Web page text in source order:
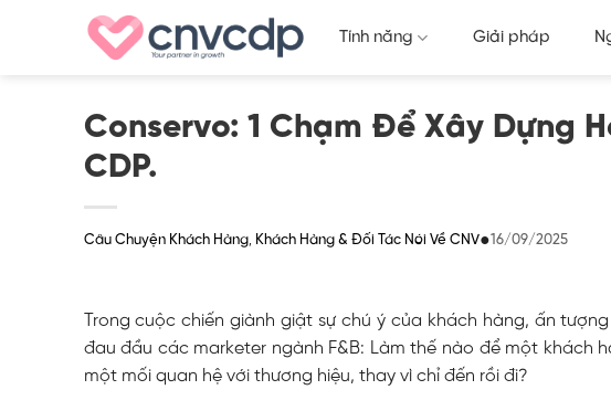
Tính năng Giải pháp
Conservo: 1 Chạm Để Xây Dựng
CDP.
Câu Chuyện Khách Hàng, Khách Hàng & Đối Tác Nói Về CNV●16/09/2025
Trong cuộc chiến giành giật sự chú ý của khách hàng, ấn
đau đầu các marketer ngành F&B: Làm thế nào để một khách
một mối quan hệ với thương hiệu, thay vì chỉ đến rồi đi?